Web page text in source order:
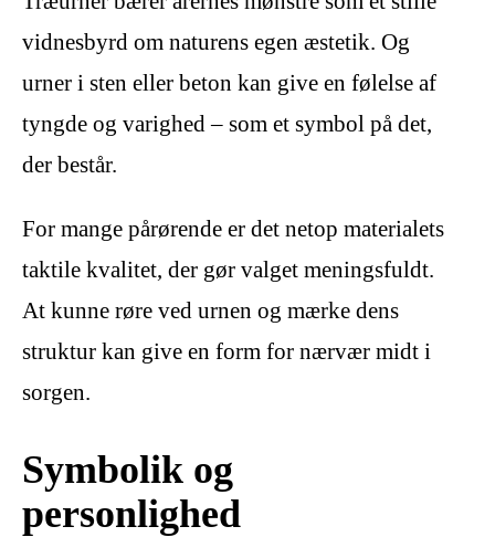
vidnesbyrd om naturens egen æstetik. Og
urner i sten eller beton kan give en følelse af
tyngde og varighed – som et symbol på det,
der består.
For mange pårørende er det netop materialets
taktile kvalitet, der gør valget meningsfuldt.
At kunne røre ved urnen og mærke dens
struktur kan give en form for nærvær midt i
sorgen.
Symbolik og
personlighed